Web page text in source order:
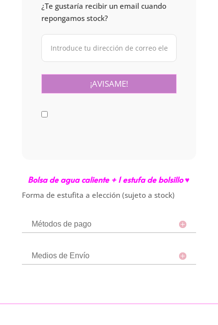
¿Te gustaría recibir un email cuando
repongamos stock?
Bolsa de agua caliente + 1 estufa de bolsillo ♥
Forma de estufita a elección (sujeto a stock)
Métodos de pago
Medios de Envío